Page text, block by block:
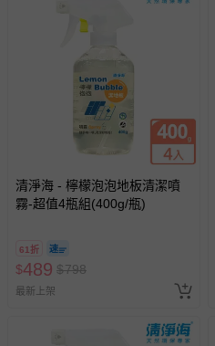
清淨海 - 檸檬泡泡地板清潔噴
霧-超值4瓶組(400g/瓶)
61折
$489 $798
最新上架